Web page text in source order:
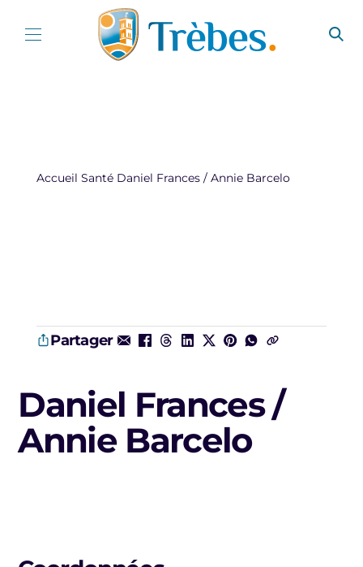
Accueil Santé Daniel Frances / Annie Barcelo
Partager
Daniel Frances /
Annie Barcelo